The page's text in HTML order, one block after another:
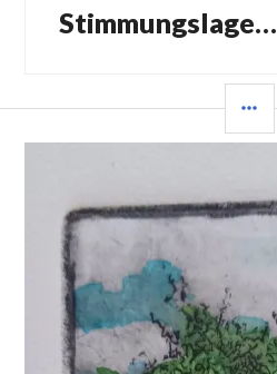
Nächster
Stimmungslage…